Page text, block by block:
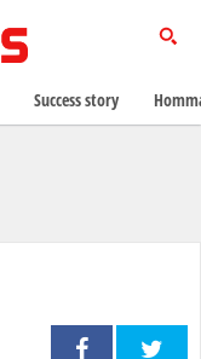
Success story